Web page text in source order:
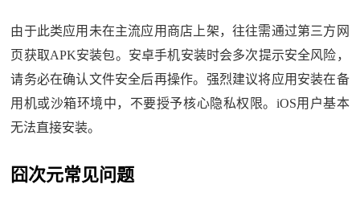
由于此类应用未在主流应用商店上架，往往需通过第三方网
页获取APK安装包。安卓手机安装时会多次提示安全风险，
请务必在确认文件安全后再操作。强烈建议将应用安装在备
用机或沙箱环境中，不要授予核心隐私权限。iOS用户基本
无法直接安装。
囧次元常见问题